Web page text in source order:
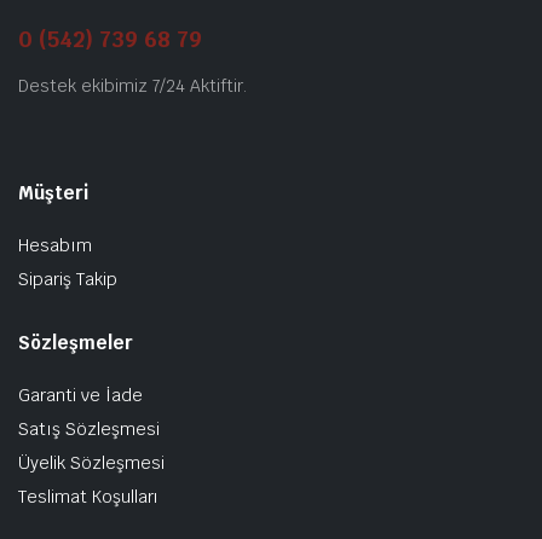
0 (542) 739 68 79
Destek ekibimiz 7/24 Aktiftir.
Müşteri
Hesabım
Sipariş Takip
Sözleşmeler
Garanti ve İade
Satış Sözleşmesi
Üyelik Sözleşmesi
Teslimat Koşulları